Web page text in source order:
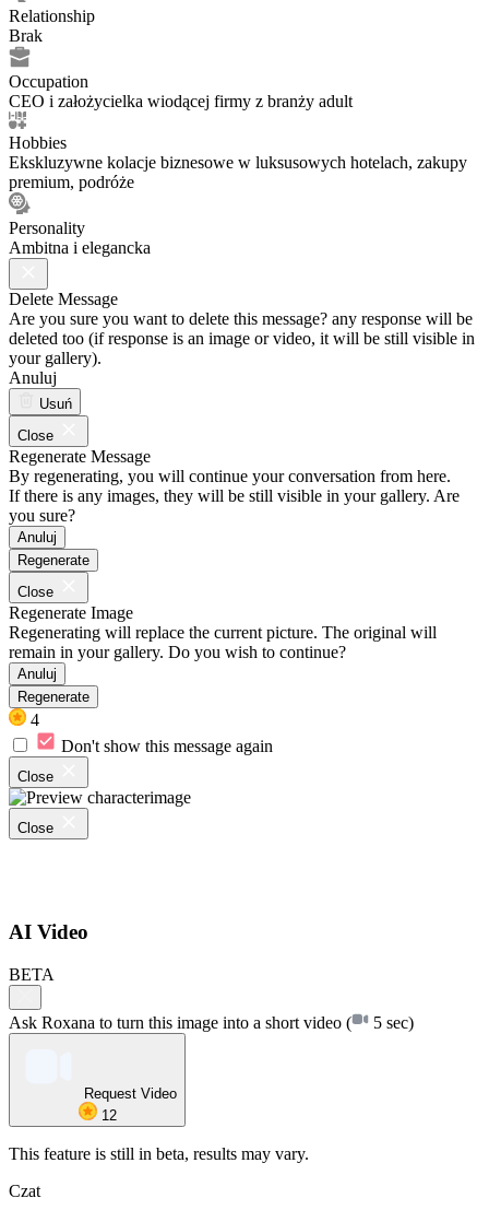
Relationship
Brak
Occupation
CEO i założycielka wiodącej firmy z branży adult
Hobbies
Ekskluzywne kolacje biznesowe w luksusowych hotelach, zakupy
premium, podróże
Personality
Ambitna i elegancka
Delete Message
Are you sure you want to delete this message? any response will be
deleted too (if response is an image or video, it will be still visible in
your gallery).
Anuluj
Usuń
Close
Regenerate Message
By regenerating, you will continue your conversation from here.
If there is any images, they will be still visible in your gallery. Are
you sure?
Anuluj
Regenerate
Close
Regenerate Image
Regenerating will replace the current picture. The original will
remain in your gallery. Do you wish to continue?
Anuluj
Regenerate
4
Don't show this message again
Close
Close
AI Video
BETA
Ask Roxana to turn this image into a short video ( 5 sec)
Request Video
12
This feature is still in beta, results may vary.
Czat